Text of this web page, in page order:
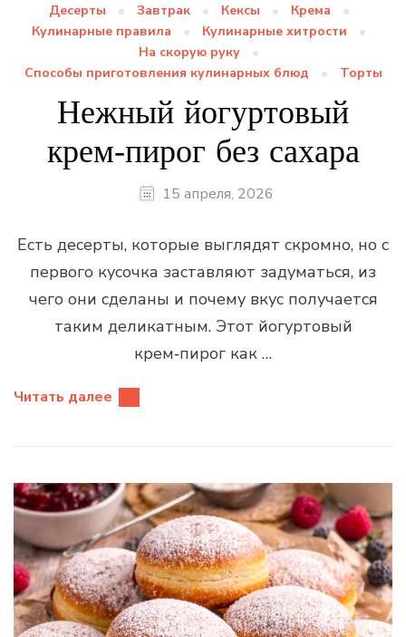
Десерты Завтрак Кексы
Крема
Кулинарные правила
Кулинарные хитрости
На скорую руку
Способы приготовления кулинарных блюд
Торты
Нежный йогуртовый
крем‑пирог без сахара
15 апреля, 2026
Есть десерты, которые выглядят скромно, но с
первого кусочка заставляют задуматься, из
чего они сделаны и почему вкус получается
таким деликатным. Этот йогуртовый
крем‑пирог как …
Читать далее